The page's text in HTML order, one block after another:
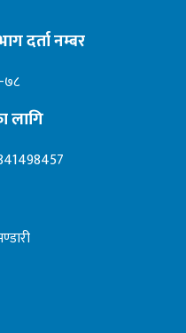
दर्ता नम्बर
लागि